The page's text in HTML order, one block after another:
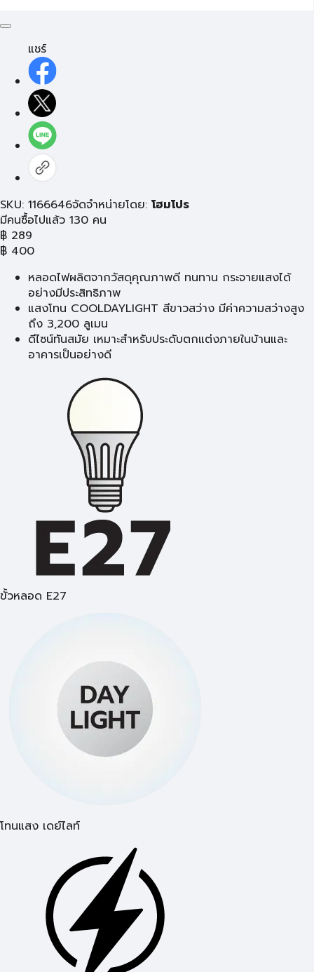
แชร์
SKU: 1166646จัดจำหน่ายโดย: โฮมโปร
มีคนซื้อไปแล้ว 130 คน
฿ 289
฿ 400
หลอดไฟผลิตจากวัสดุคุณภาพดี ทนทาน กระจายแสงได้
อย่างมีประสิทธิภาพ
แสงโทน COOLDAYLIGHT สีขาวสว่าง มีค่าความสว่างสูง
ถึง 3,200 ลูเมน
ดีไซน์ทันสมัย เหมาะสำหรับประดับตกแต่งภายในบ้านและ
อาคารเป็นอย่างดี
ขั้วหลอด E27
โทนแสง เดย์ไลท์